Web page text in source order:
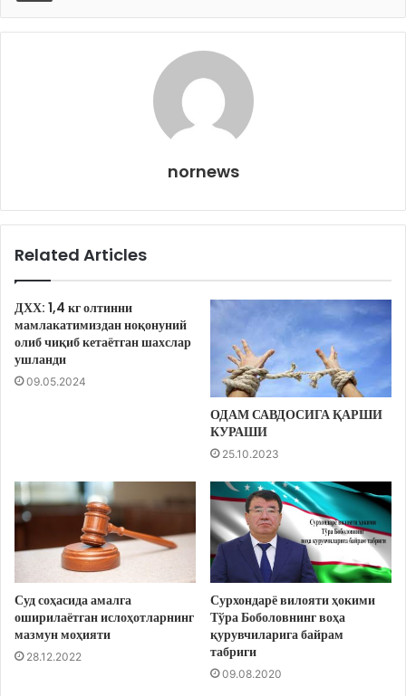
nornews
Related Articles
ДХХ: 1,4 кг олтинни
мамлакатимиздан ноқонуний
олиб чиқиб кетаётган шахслар
ушланди
09.05.2024
ОДАМ САВДОСИГА ҚАРШИ
КУРАШИ
25.10.2023
Суд соҳасида амалга
оширилаётган ислоҳотларнинг
мазмун моҳияти
28.12.2022
Сурхондарё вилояти ҳокими
Тўра Боболовнинг воҳа
қурувчиларига байрам
табриги
09.08.2020